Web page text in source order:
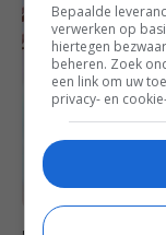
Bepaalde
verwerken op
hiertegen
beheren. Zoek
een link om uw
privacy- en